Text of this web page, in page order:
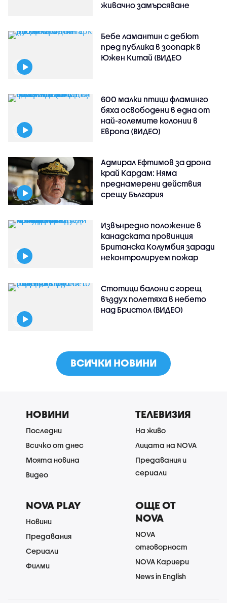
живачно замърсяване
Бебе ламантин с дебют
пред публика в зоопарк в
Южен Китай (ВИДЕО
600 малки птици фламинго
бяха освободени в една от
най-големите колонии в
Европа (ВИДЕО)
Адмирал Ефтимов за дрона
край Кардам: Няма
преднамерени действия
срещу България
Извънредно положение в
канадската провинция
Британска Колумбия заради
неконтролируем пожар
Стотици балони с горещ
въздух полетяха в небето
над Бристол (ВИДЕО)
ВСИЧКИ НОВИНИ
НОВИНИ
Последни
Всичко от днес
Моята новина
Видео
ТЕЛЕВИЗИЯ
На живо
Лицата на NOVA
Предавания и
сериали
NOVA PLAY
Новини
Предавания
Сериали
Филми
ОЩЕ ОТ
NOVA
NOVA
отговорност
NOVA Кариери
News in English